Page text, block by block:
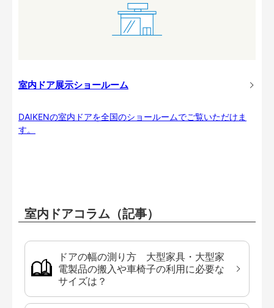
室内ドア展示ショールーム
DAIKENの室内ドアを全国のショールームでご覧いただけま
す。
室内ドアコラム（記事）
ドアの幅の測り方 大型家具・大型家
電製品の搬入や車椅子の利用に必要な
サイズは？